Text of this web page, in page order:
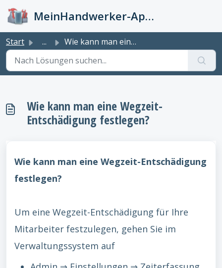
MeinHandwerker-App Info-Kiste
Start ... Wie kann man eine Wegzeit-Entschädigung festlegen?
Wie kann man eine Wegzeit-
Entschädigung festlegen?
Wie kann man eine Wegzeit-Entschädigung
festlegen?
Um eine Wegzeit-Entschädigung für Ihre
Mitarbeiter festzulegen, gehen Sie im
Verwaltungssystem auf